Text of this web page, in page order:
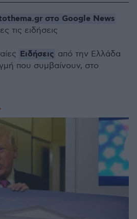
στο Google News
τις ειδήσεις
Ειδήσεις από την Ελλάδα
που συμβαίνουν, στο